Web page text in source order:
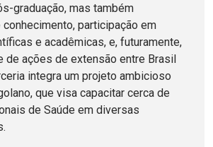
graduação, mas também
participação em
e acadêmicas, e, futuramente,
de ações de extensão entre Brasil
integra um projeto ambicioso
que visa capacitar cerca de
de Saúde em diversas